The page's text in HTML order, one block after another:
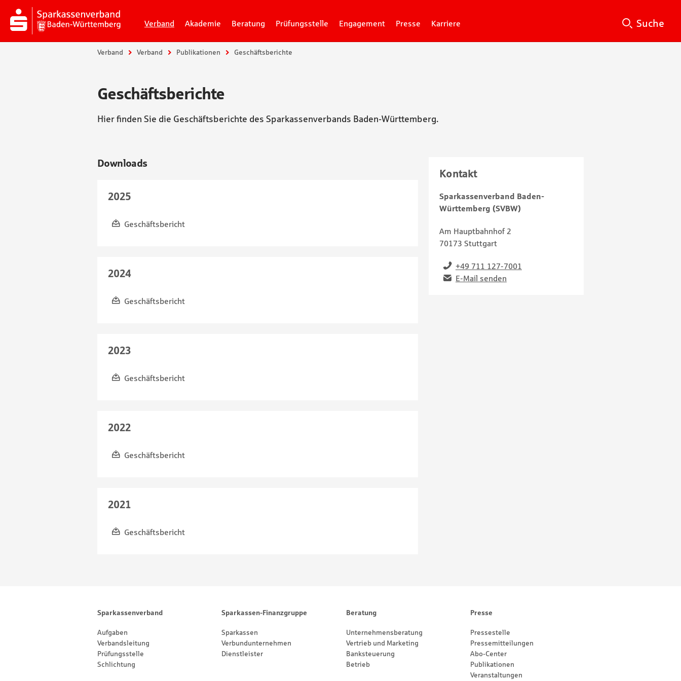
Suche
Suche
Verband
Akademie Beratung Prüfungsstelle Engagement Presse Karriere
Verband Verband Publikationen Geschäftsberichte
Geschäftsberichte
Hier finden Sie die Geschäftsberichte des Sparkassenverbands Baden-Württemberg.
Downloads
2025
Geschäftsbericht
2024
Geschäftsbericht
2023
Geschäftsbericht
2022
Geschäftsbericht
2021
Geschäftsbericht
Kontakt
Sparkassenverband Baden-
Württemberg (SVBW)
Am Hauptbahnhof 2
70173 Stuttgart
Telefon +49 711 127-7001
Email E-Mail senden
Sparkassenverband
Aufgaben
Verbandsleitung
Prüfungsstelle
Schlichtung
Sparkassen-Finanzgruppe
Sparkassen
Verbundunternehmen
Dienstleister
Beratung
Unternehmensberatung
Vertrieb und Marketing
Banksteuerung
Betrieb
Presse
Pressestelle
Pressemitteilungen
Abo-Center
Publikationen
Veranstaltungen